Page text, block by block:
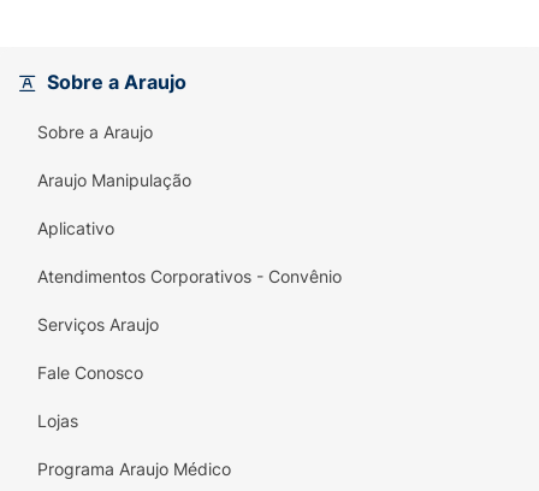
Sobre a Araujo
Sobre a Araujo
Araujo Manipulação
Aplicativo
Atendimentos Corporativos - Convênio
Serviços Araujo
Fale Conosco
Lojas
Programa Araujo Médico